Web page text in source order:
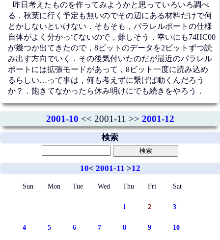
昨日考えたものを作ってみようかと思っていろいろ調べ
る．秋葉に行く予定も無いのでその辺にある材料だけで何
とかしないといけない．そもそも，パラレルポートの仕様
自体がよく分かってないので，難しそう．幸いにも74HC00
が幾つか出てきたので，8ビットのデータを2ビットずつ読
み出す方向でいく．その後気付いたのだが最近のパラレル
ポートには拡張モードがあって，8ビット一度に読み込め
るらしい…って事は，何も考えずに繋げば動くんだろう
か？．飽きてなかったら休み明けにでも続きをやろう．
2001-10 << 2001-11 >> 2001-12
検索
10< 2001-11 >12
Sun Mon Tue Wed Thu Fri Sat
1 2 3
4 5 6 7 8 9 10